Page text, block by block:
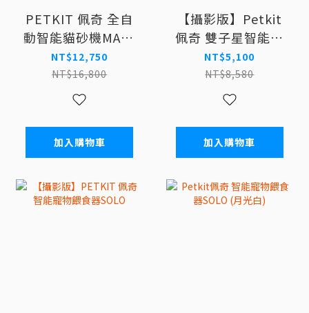
PETKIT 佩奇 全自
動智能貓砂機MAX2
(標準版)
NT$12,750
NT$16,800
加入購物車
【攝影版】Petkit
佩奇 雙子星智能寵
物餵食器5L 攝影版
NT$5,100
NT$8,580
加入購物車